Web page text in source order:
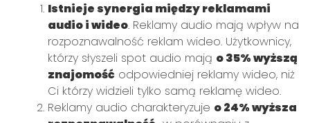
Istnieje synergia między reklamami
audio i wideo. Reklamy audio mają wpływ na
rozpoznawalność reklam wideo. Użytkownicy,
którzy słyszeli spot audio mają o 35% wyższą
znajomość odpowiedniej reklamy wideo, niż
Ci którzy widzieli tylko samą reklamę wideo.
Reklamy audio charakteryzuje o 24% wyższa